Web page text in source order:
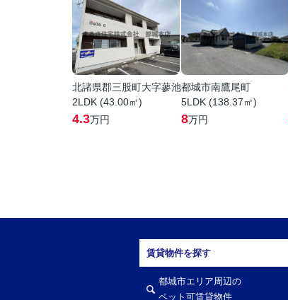
北諸県郡三股町大字蓼池
2LDK (43.00㎡)
4.3万円
都城市南鷹尾町
5LDK (138.37㎡)
8万円
賃貸物件を探す
都城市エリア周辺の
ペット可賃貸物件